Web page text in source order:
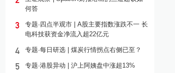
何答
3
专题·四点半观市 | A股主要指数涨跌不一 长
电科技获资金净流入超22亿元
4 专题·每日研选 | 煤炭行情拐点右侧已至？
5 专题·港股异动 | 沪上阿姨盘中涨超13%